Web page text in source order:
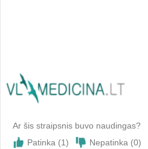
Ar šis straipsnis buvo naudingas?
Patinka (1) Nepatinka (0)